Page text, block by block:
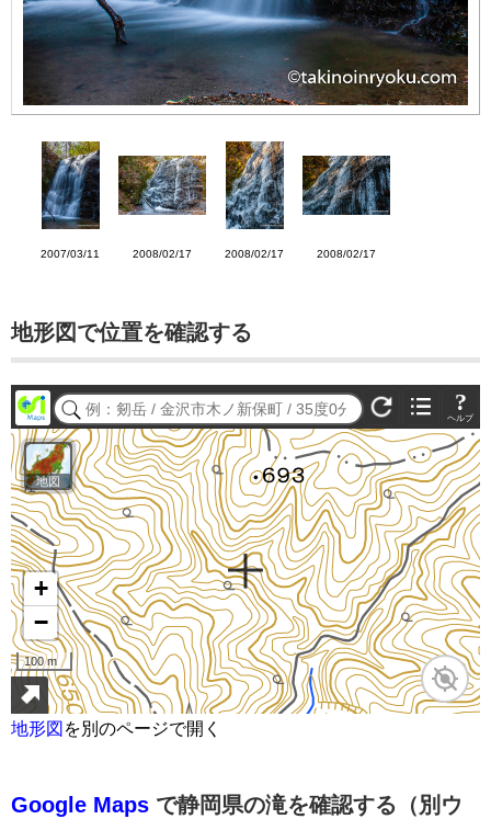
2007/03/11 2008/02/17 2008/02/17 2008/02/17
地形図で位置を確認する
地形図 を別のページで開く
Google Maps で静岡県の滝を確認する（別ウ